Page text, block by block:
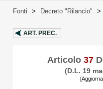
Fonti > Decreto "Rilancio" >
ART. PREC.
Articolo 37
(D.L. 19